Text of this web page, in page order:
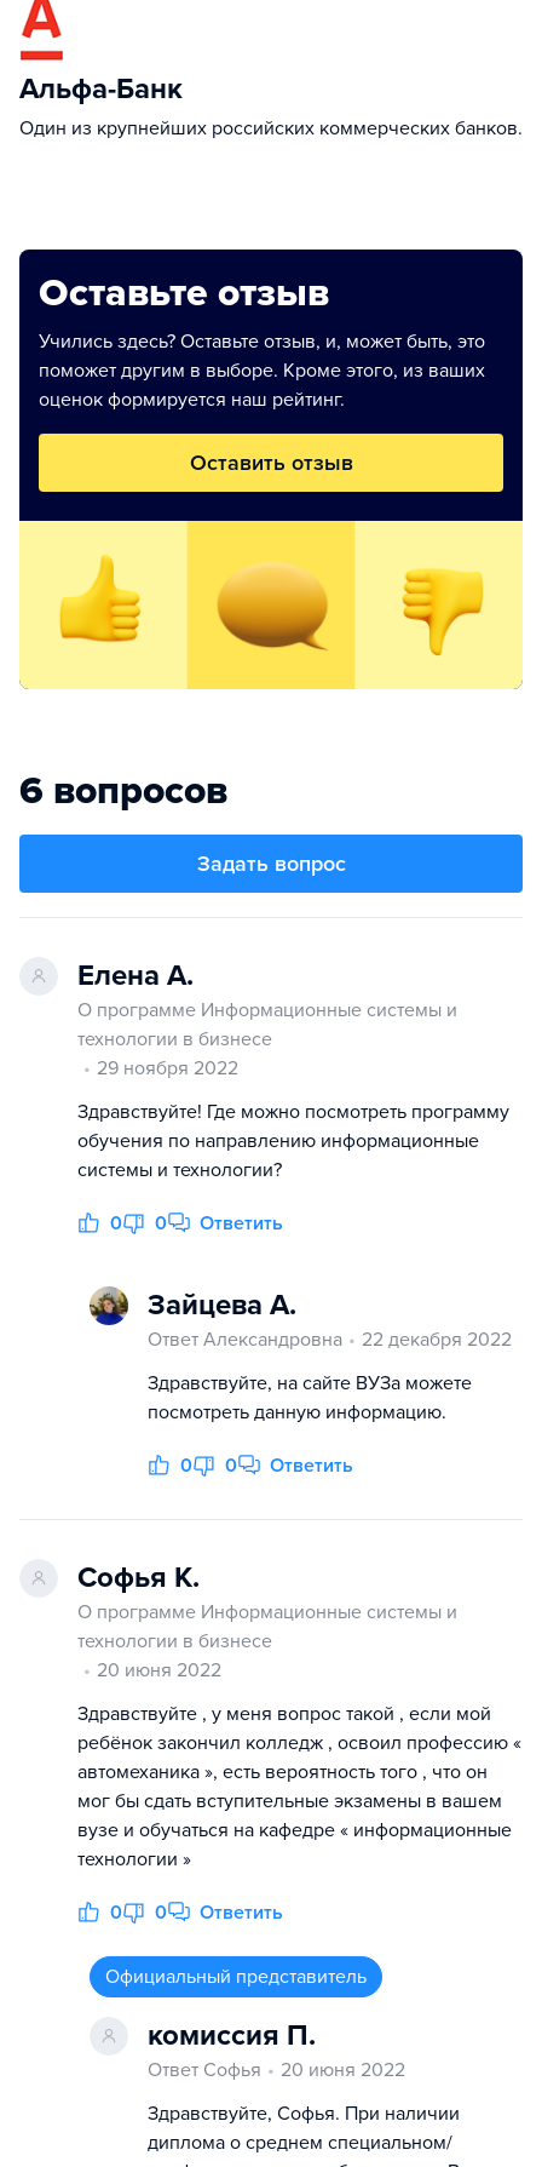
Альфа-Банк
Один из крупнейших российских коммерческих банков.
Оставьте отзыв
Учились здесь? Оставьте отзыв, и, может быть, это
поможет другим в выборе. Кроме этого, из ваших
оценок формируется наш рейтинг.
Оставить отзыв
6 вопросов
Задать вопрос
Елена А.
О программе Информационные системы и
технологии в бизнесе
29 ноября 2022
Здравствуйте! Где можно посмотреть программу
обучения по направлению информационные
системы и технологии?
0 0 Ответить
Зайцева А.
Ответ Александровна
22 декабря 2022
Здравствуйте, на сайте ВУЗа можете
посмотреть данную информацию.
0 0 Ответить
Софья К.
О программе Информационные системы и
технологии в бизнесе
20 июня 2022
Здравствуйте , у меня вопрос такой , если мой
ребёнок закончил колледж , освоил профессию «
автомеханика », есть вероятность того , что он
мог бы сдать вступительные экзамены в вашем
вузе и обучаться на кафедре « информационные
технологии »
0 0 Ответить
Официальный представитель
комиссия П.
Ответ Софья
20 июня 2022
Здравствуйте, Софья. При наличии
диплома о среднем специальном/